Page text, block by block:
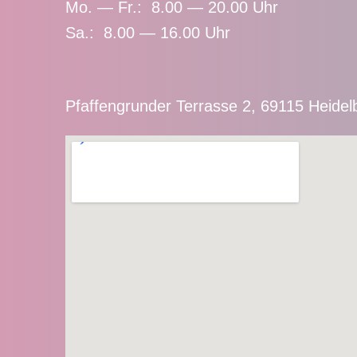
Mo. — Fr.: 8.00 — 20.00 Uhr
Sa.: 8.00 — 16.00 Uhr
Pfaffengrunder Terrasse 2, 69115